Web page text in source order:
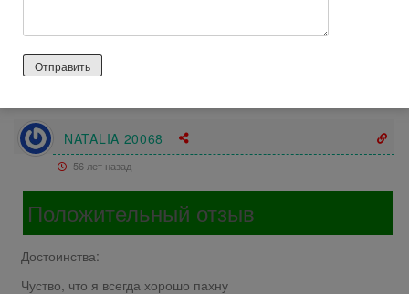
Буду рада если мой отзыв будет вам полезен )
Спасибо что дочитали до конца)
NATALIA 20068
56 лет назад
Положительный отзыв
Достоинства:
Чуство, что я всегда хорошо пахну